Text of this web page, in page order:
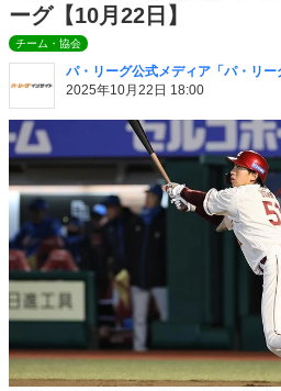
ーグ【10月22日】
チーム・協会
パ・リーグ公式メディア「パ・リー
2025年10月22日 18:00